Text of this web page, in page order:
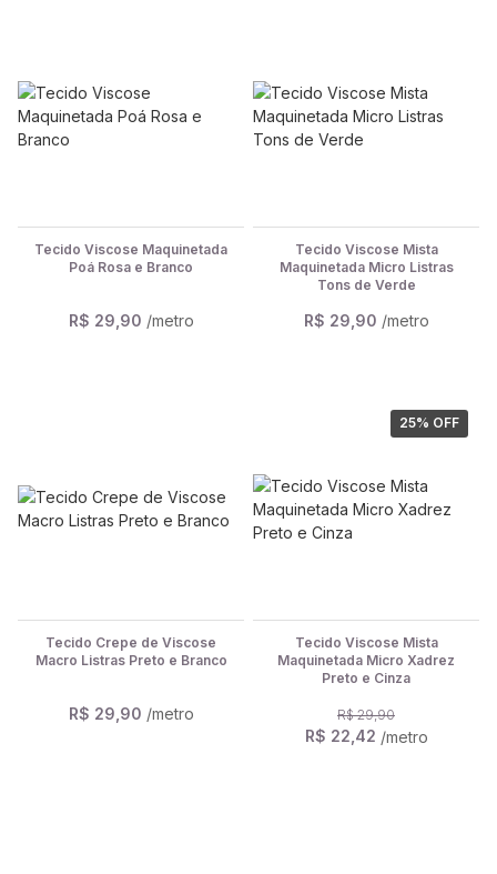
Tecido Viscose Maquinetada
Poá Rosa e Branco
R$ 29,90 /metro
Tecido Viscose Mista
Maquinetada Micro Listras
Tons de Verde
R$ 29,90 /metro
Tecido Crepe de Viscose
Macro Listras Preto e Branco
R$ 29,90 /metro
25% OFF
Tecido Viscose Mista
Maquinetada Micro Xadrez
Preto e Cinza
R$ 29,90
R$ 22,42 /metro